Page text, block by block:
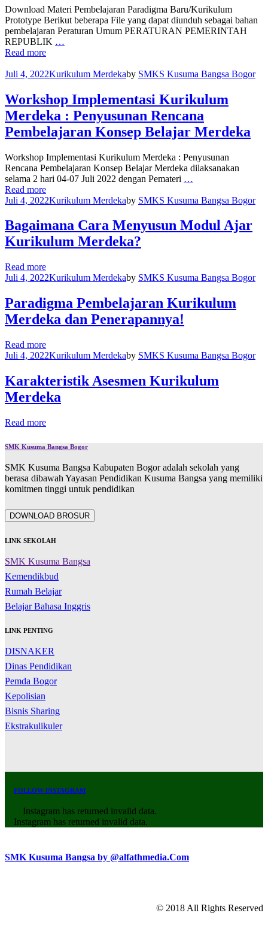
Download Materi Pembelajaran Paradigma Baru/Kurikulum
Prototype Berikut beberapa File yang dapat diunduh sebagai bahan
pembelajaran Peraturan Umum PERATURAN PEMERINTAH
REPUBLIK …
Read more
Juli 4, 2022Kurikulum Merdekaby SMKS Kusuma Bangsa Bogor
Workshop Implementasi Kurikulum
Merdeka : Penyusunan Rencana
Pembelajaran Konsep Belajar Merdeka
Workshop Implementasi Kurikulum Merdeka : Penyusunan
Rencana Pembelajaran Konsep Belajar Merdeka dilaksanakan
selama 2 hari 04-07 Juli 2022 dengan Pemateri …
Read more
Juli 4, 2022Kurikulum Merdekaby SMKS Kusuma Bangsa Bogor
Bagaimana Cara Menyusun Modul Ajar
Kurikulum Merdeka?
Read more
Juli 4, 2022Kurikulum Merdekaby SMKS Kusuma Bangsa Bogor
Paradigma Pembelajaran Kurikulum
Merdeka dan Penerapannya!
Read more
Juli 4, 2022Kurikulum Merdekaby SMKS Kusuma Bangsa Bogor
Karakteristik Asesmen Kurikulum
Merdeka
Read more
SMK Kusuma Bangsa Bogor
SMK Kusuma Bangsa Kabupaten Bogor adalah sekolah yang
berasa dibawah Yayasan Pendidikan Kusuma Bangsa yang memiliki
komitmen tinggi untuk pendidikan
DOWNLOAD BROSUR
LINK SEKOLAH
SMK Kusuma Bangsa
Kemendikbud
Rumah Belajar
Belajar Bahasa Inggris
LINK PENTING
DISNAKER
Dinas Pendidikan
Pemda Bogor
Kepolisian
Bisnis Sharing
Ekstrakulikuler
FOLLOW INSTAGRAM
Instagram has returned invalid data.
Instagram has returned invalid data.
SMK Kusuma Bangsa by @alfathmedia.Com
© 2018 All Rights Reserved